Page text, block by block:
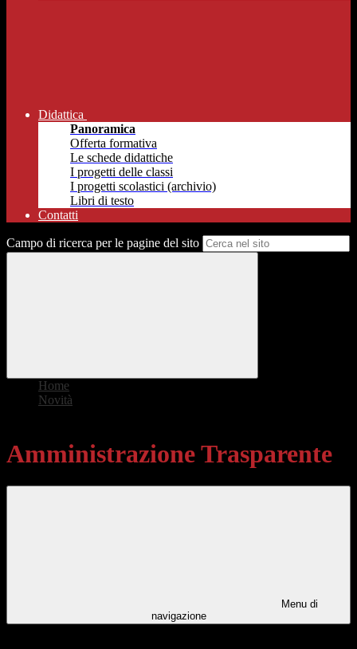
Didattica
Panoramica
Offerta formativa
Le schede didattiche
I progetti delle classi
I progetti scolastici (archivio)
Libri di testo
Contatti
Campo di ricerca per le pagine del sito
Home
Novità
Amministrazione Trasparente
Menu di
navigazione